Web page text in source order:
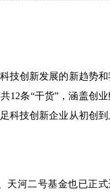
技创新发展的新趋势和
12条“干货” ，涵盖创
科技创新企业从初创到
天河二号基金也已正式